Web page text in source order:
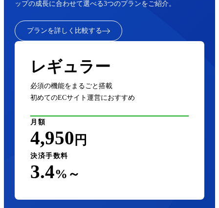
ップの成長に合わせて選べる3つのプランをご紹介。
プランを詳しく比較する
レギュラー
必須の機能をまるごと搭載
初めてのECサイト運営におすすめ
月額
4,950 円
決済手数料
3.4%～